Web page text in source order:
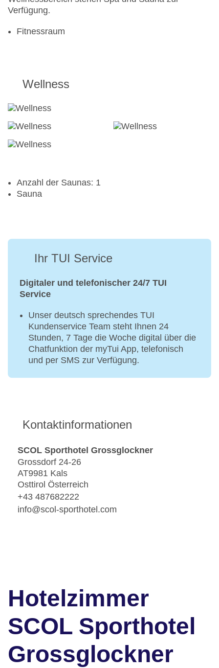
Verfügung.
Fitnessraum
Wellness
Anzahl der Saunas: 1
Sauna
Ihr TUI Service
Digitaler und telefonischer 24/7 TUI
Service
Unser deutsch sprechendes TUI
Kundenservice Team steht Ihnen 24
Stunden, 7 Tage die Woche digital über die
Chatfunktion der myTui App, telefonisch
und per SMS zur Verfügung.
Kontaktinformationen
SCOL Sporthotel Grossglockner
Grossdorf 24-26
AT9981 Kals
Osttirol Österreich
+43 487682222
info@scol-sporthotel.com
Hotelzimmer
SCOL Sporthotel
Grossglockner